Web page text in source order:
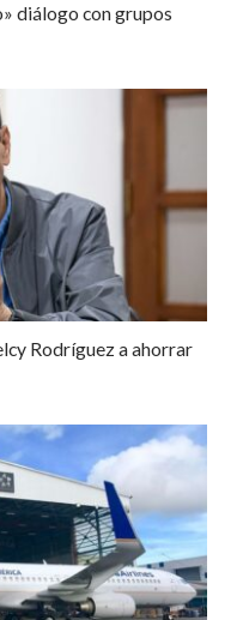
diálogo con grupos
Rodríguez a ahorrar